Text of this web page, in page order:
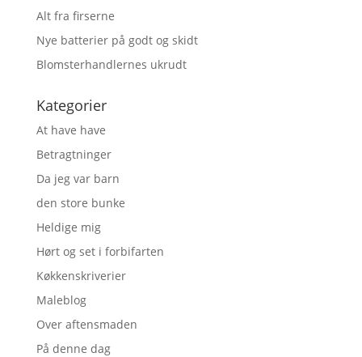
Alt fra firserne
Nye batterier på godt og skidt
Blomsterhandlernes ukrudt
Kategorier
At have have
Betragtninger
Da jeg var barn
den store bunke
Heldige mig
Hørt og set i forbifarten
Køkkenskriverier
Maleblog
Over aftensmaden
På denne dag